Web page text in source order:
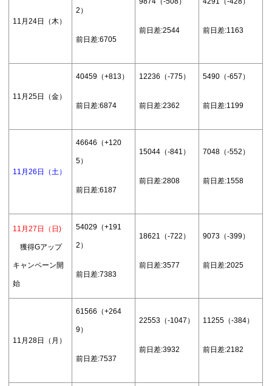
11月24日（木）
2）
前日差:6705
前日差:2544 前日差:1163
11月25日（金）
40459（+813）
前日差:6874
12236（-775）
前日差:2362
5490（-657）
前日差:1199
11月26日（土）
46646（+120
5）
前日差:6187
15044（-841）
前日差:2808
7048（-552）
前日差:1558
11月27日（日)
獲得Gアップ
キャンペーン開
始
54029（+191
2）
前日差:7383
18621（-722）
前日差:3577
9073（-399）
前日差:2025
11月28日（月）
61566（+264
9）
前日差:7537
22553（-1047）
前日差:3932
11255（-384）
前日差:2182